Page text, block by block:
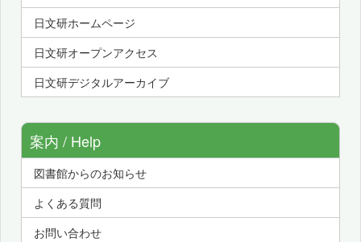
日文研ホームページ
日文研オープンアクセス
日文研デジタルアーカイブ
案内 / Help
図書館からのお知らせ
よくある質問
お問い合わせ